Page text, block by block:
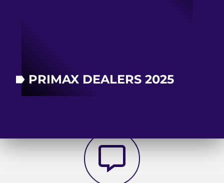
PRIMAX DEALERS 2025